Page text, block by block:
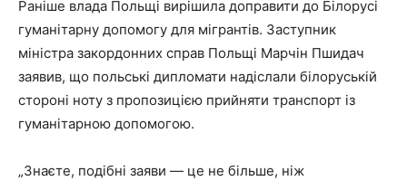
Раніше влада Польщі вирішила доправити до Білорусі
гуманітарну допомогу для мігрантів. Заступник
міністра закордонних справ Польщі Марчін Пшидач
заявив, що польські дипломати надіслали білоруській
стороні ноту з пропозицією прийняти транспорт із
гуманітарною допомогою.
„Знаєте, подібні заяви — це не більше, ніж